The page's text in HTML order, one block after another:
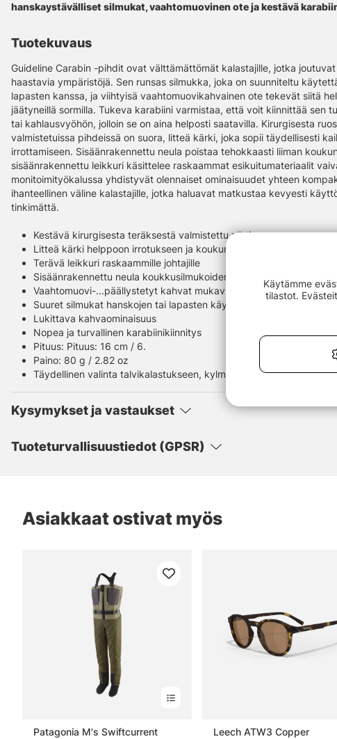
hanskaystävälliset silmukat, vaahtomuovinen ote ja kestävä
Tuotekuvaus
Guideline Carabin -pihdit ovat välttämättömät kalastajille, jotka
haastavia ympäristöjä. Sen runsas silmukka, joka on suunniteltu
lapasten kanssa, ja viihtyisä vaahtomuovikahvainen ote tekevät siitä
jäätyneillä sormilla. Tukeva karabiini varmistaa, että voit kiinnittää sen
tai kahlausvyöhön, jolloin se on aina helposti saatavilla. Kirurgisesta
valmistetuissa pihdeissä on suora, litteä kärki, joka sopii täydellisesti
irrottamiseen. Sisäänrakennettu neula poistaa tehokkaasti liiman
sisäänrakennettu leikkuri käsittelee raskaammat esikuitumateriaalit
monitoimityökalussa yhdistyvät olennaiset ominaisuudet yhteen
ihanteellinen väline kalastajille, jotka haluavat matkustaa kevyesti
tinkimättä.
Kestävä kirurgisesta teräksestä valmistettu pihti
Litteä kärki helppoon irrotukseen ja koukun irrottamiseen
Terävä leikkuri raskaammille johtajille
Sisäänrakennettu neula koukkusilmukoiden puhdistamiseen
Vaahtomuovi-...päällystetyt kahvat mukavuutta ja pitoa varten
Suuret silmukat hanskojen tai lapasten käyttöä varten
Lukittava kahvaominaisuus
Nopea ja turvallinen karabiinikiinnitys
Pituus: Pituus: 16 cm / 6.
Paino: 80 g / 2.82 oz
Täydellinen valinta talvikalastukseen, kylmään säähän ja vaativiin
Kysymykset ja vastaukset
Tuoteturvallisuustiedot (GPSR)
Asiakkaat ostivat myös
Patagonia M's Swiftcurrent
Leech ATW3 Copper
Käytämme
tilastot.